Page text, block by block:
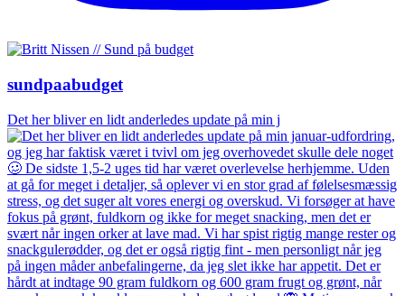
sundpaabudget
Det her bliver en lidt anderledes update på min j